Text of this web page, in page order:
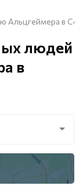
Альцгеймера в
людей
в